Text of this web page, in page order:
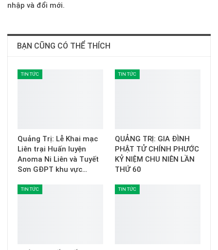
nhập và đổi mới.
BẠN CŨNG CÓ THỂ THÍCH
TIN TỨC
Quảng Trị: Lễ Khai mạc
Liên trại Huấn luyện
Anoma Ni Liên và Tuyết
Sơn GĐPT khu vực…
TIN TỨC
QUẢNG TRỊ: GIA ĐÌNH
PHẬT TỬ CHÍNH PHƯỚC
KỶ NIỆM CHU NIÊN LẦN
THỨ 60
TIN TỨC TIN TỨC